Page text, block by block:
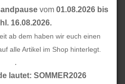
vom 01.08.2026 bis
16.08.2026.
ab dem haben wir euch einen
alle Artikel im Shop hinterlegt.
.
lautet: SOMMER2026